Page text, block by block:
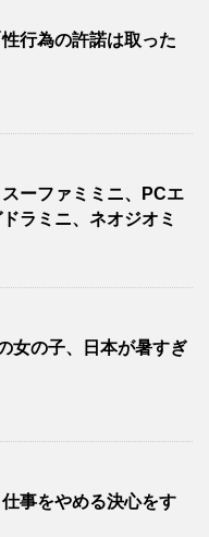
行為の許諾は取った
ーファミミニ、PCエ
ラミニ、ネオジオミ
女の子、日本が暑すぎ
事をやめる決心をす